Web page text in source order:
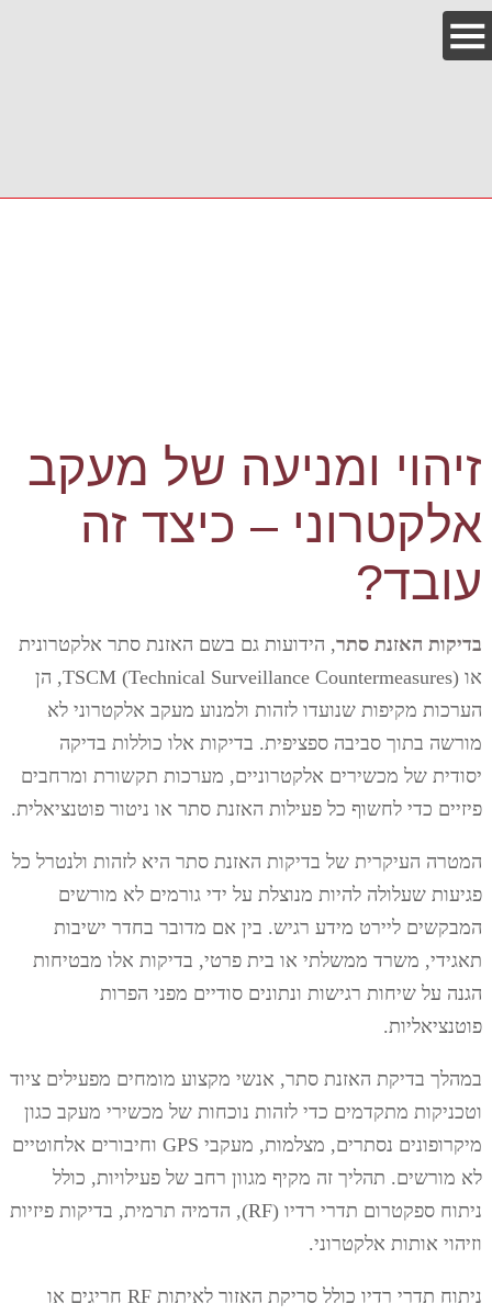
זיהוי ומניעה של מעקב
אלקטרוני – כיצד זה
עובד?
בדיקות האזנת סתר, הידועות גם בשם האזנת סתר אלקטרונית
או TSCM (Technical Surveillance Countermeasures), הן
הערכות מקיפות שנועדו לזהות ולמנוע מעקב אלקטרוני לא
מורשה בתוך סביבה ספציפית. בדיקות אלו כוללות בדיקה
יסודית של מכשירים אלקטרוניים, מערכות תקשורת ומרחבים
פיזיים כדי לחשוף כל פעילות האזנת סתר או ניטור פוטנציאלית.
המטרה העיקרית של בדיקות האזנת סתר היא לזהות ולנטרל כל
פגיעות שעלולה להיות מנוצלת על ידי גורמים לא מורשים
המבקשים ליירט מידע רגיש. בין אם מדובר בחדר ישיבות
תאגידי, משרד ממשלתי או בית פרטי, בדיקות אלו מבטיחות
הגנה על שיחות רגישות ונתונים סודיים מפני הפרות
פוטנציאליות.
במהלך בדיקת האזנת סתר, אנשי מקצוע מומחים מפעילים ציוד
וטכניקות מתקדמים כדי לזהות נוכחות של מכשירי מעקב כגון
מיקרופונים נסתרים, מצלמות, מעקבי GPS וחיבורים אלחוטיים
לא מורשים. תהליך זה מקיף מגוון רחב של פעילויות, כולל
ניתוח ספקטרום תדרי רדיו (RF), הדמיה תרמית, בדיקות פיזיות
וזיהוי אותות אלקטרוני.
ניתוח תדרי רדיו כולל סריקת האזור לאיתות RF חריגים או